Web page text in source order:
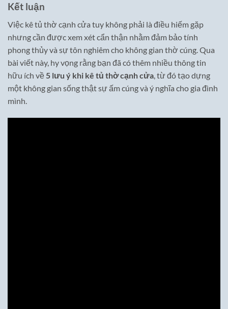
Kết luận
Việc kê tủ thờ cạnh cửa tuy không phải là điều hiếm gặp
nhưng cần được xem xét cẩn thận nhằm đảm bảo tính
phong thủy và sự tôn nghiêm cho không gian thờ cúng. Qua
bài viết này, hy vọng rằng bạn đã có thêm nhiều thông tin
hữu ích về5 lưu ý khi kê tủ thờ cạnh cửa, từ đó tạo dựng
một không gian sống thật sự ấm cúng và ý nghĩa cho gia đình
mình.